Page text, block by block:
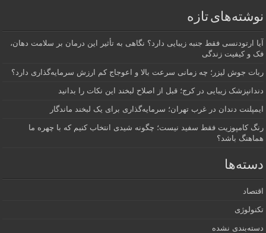
نوشته‌های تازه
آیا ارتودنسی فقط جنبه زیبایی دارد؟ نگاهی به تأثیر این درمان بر سلامت دهان،
فک و کیفیت زندگی
ربات جوش لیزر؛ چه زمانی سرعت بالا و اعوجاج کم ارزش سرمایه‌گذاری دارد؟
دندانپزشک زیبایی در کرج؛ قبل از اصلاح لبخند این نکات را بدانید
ایمپلنت دندان در غرب تهران؛ سرمایه‌گذاری برای یک لبخند ماندگار
رنگ کامپوزیت فقط سفید نیست؛ چگونه شیدی انتخاب کنیم که با چهره ما
هماهنگ باشد؟
دسته‌ها
اقتصاد
تکنولوژی
دسته‌بندی نشده